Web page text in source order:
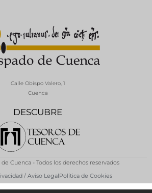
DESCUBRE
Calle Obispo Valero, 1
Cuenca
Cuenca - Todos los derechos reservados
/ Aviso LegalPolítica de Cookies